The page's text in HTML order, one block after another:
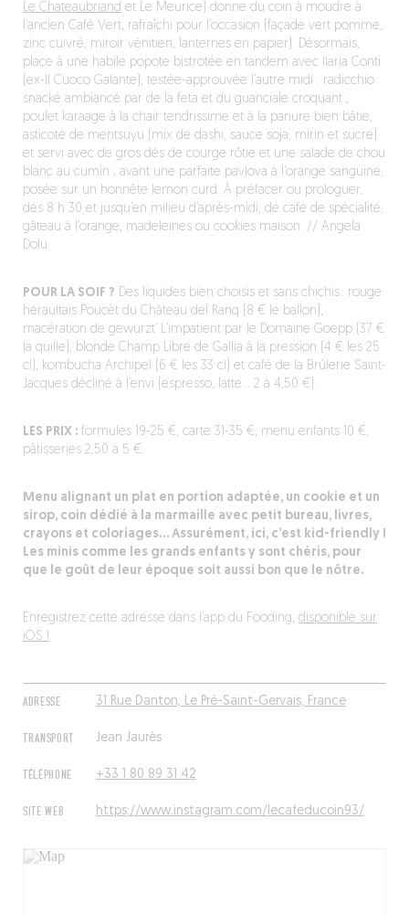
ADRESSE 31 Rue Danton, Le Pré-Saint-Gervais, France
TRANSPORT Jean Jaurès
TÉLÉPHONE +33 1 80 89 31 42
SITE WEB https://www.instagram.com/lecafeducoin93/
Le Chateaubriand et Le Meurice) donne du coin à moudre à
l’ancien Café Vert, rafraîchi pour l’occasion (façade vert pomme,
zinc cuivré, miroir vénitien, lanternes en papier). Désormais,
place à une habile popote bistrotée en tandem avec Ilaria Conti
(ex-Il Cuoco Galante), testée-approuvée l’autre midi : radicchio
snacké ambiancé par de la feta et du guanciale croquant ;
poulet karaage à la chair tendrissime et à la panure bien bâtie,
asticoté de mentsuyu (mix de dashi, sauce soja, mirin et sucre)
et servi avec de gros dés de courge rôtie et une salade de chou
blanc au cumin ; avant une parfaite pavlova à l’orange sanguine,
posée sur un honnête lemon curd. À préfacer ou prologuer,
dès 8 h 30 et jusqu’en milieu d’après-midi, de café de spécialité,
gâteau à l’orange, madeleines ou cookies maison. // Angela
Dolu
POUR LA SOIF ? Des liquides bien choisis et sans chichis : rouge
héraultais Poucèt du Château del Ranq (8 € le ballon),
macération de gewurzt’ L’impatient par le Domaine Goepp (37 €
la quille), blonde Champ Libre de Gallia à la pression (4 € les 25
cl), kombucha Archipel (6 € les 33 cl) et café de la Brûlerie Saint-
Jacques décliné à l’envi (espresso, latte… 2 à 4,50 €).
LES PRIX :formules 19-25 €, carte 31-35 €, menu enfants 10 €,
pâtisseries 2,50 à 5 €.
Menu alignant un plat en portion adaptée, un cookie et un
sirop, coin dédié à la marmaille avec petit bureau, livres,
crayons et coloriages… Assurément, ici, c’est kid-friendly !
Les minis comme les grands enfants y sont chéris, pour
que le goût de leur époque soit aussi bon que le nôtre.
Enregistrez cette adresse dans l’app du Fooding, disponible sur
iOS !